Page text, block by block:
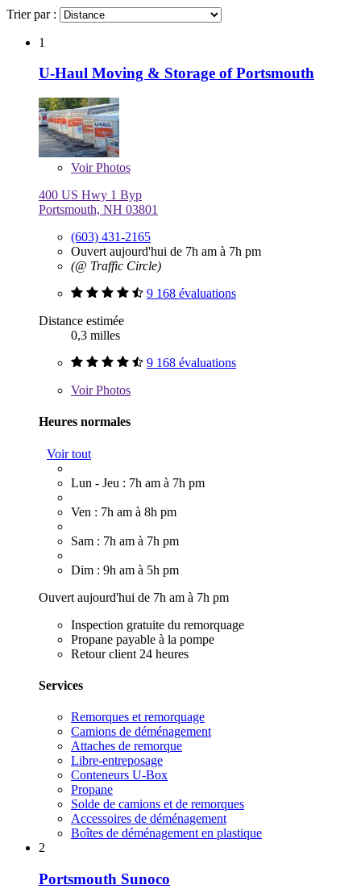
Trier par :
1
U-Haul Moving & Storage of Portsmouth
VoirPhotos
400 US Hwy 1 Byp
Portsmouth, NH 03801
(603) 431-2165
Ouvert aujourd'hui de 7h am à 7h pm
(@ Traffic Circle)
9 168 évaluations
Distance estimée
0,3 milles
9 168 évaluations
VoirPhotos
Heures normales
Voir tout
Lun - Jeu : 7h am à 7h pm
Ven : 7h am à 8h pm
Sam : 7h am à 7h pm
Dim : 9h am à 5h pm
Ouvert aujourd'hui de 7h am à 7h pm
Inspection gratuite du remorquage
Propane payable à la pompe
Retour client 24 heures
Services
Remorques et remorquage
Camions de déménagement
Attaches de remorque
Libre-entreposage
Conteneurs U-Box
Propane
Solde de camions et de remorques
Accessoires de déménagement
Boîtes de déménagement en plastique
2
Portsmouth Sunoco